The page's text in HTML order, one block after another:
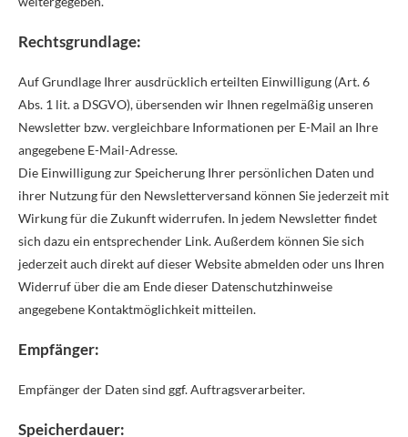
Rechtsgrundlage:
Auf Grundlage Ihrer ausdrücklich erteilten Einwilligung (Art. 6
Abs. 1 lit. a DSGVO), übersenden wir Ihnen regelmäßig unseren
Newsletter bzw. vergleichbare Informationen per E-Mail an Ihre
angegebene E-Mail-Adresse.
Die Einwilligung zur Speicherung Ihrer persönlichen Daten und
ihrer Nutzung für den Newsletterversand können Sie jederzeit mit
Wirkung für die Zukunft widerrufen. In jedem Newsletter findet
sich dazu ein entsprechender Link. Außerdem können Sie sich
jederzeit auch direkt auf dieser Website abmelden oder uns Ihren
Widerruf über die am Ende dieser Datenschutzhinweise
angegebene Kontaktmöglichkeit mitteilen.
Empfänger:
Empfänger der Daten sind ggf. Auftragsverarbeiter.
Speicherdauer: